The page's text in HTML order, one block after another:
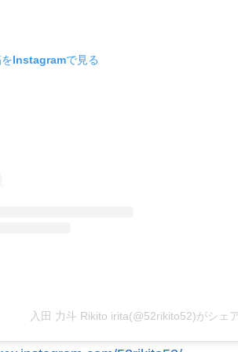
をInstagramで見る
入田 力斗 Rikito irita(@52rikito52)がシェ